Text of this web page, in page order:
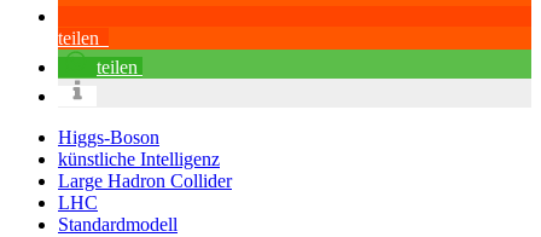
teilen
teilen
Higgs-Boson
künstliche Intelligenz
Large Hadron Collider
LHC
Standardmodell